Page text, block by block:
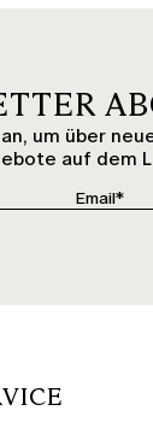
um über
auf dem